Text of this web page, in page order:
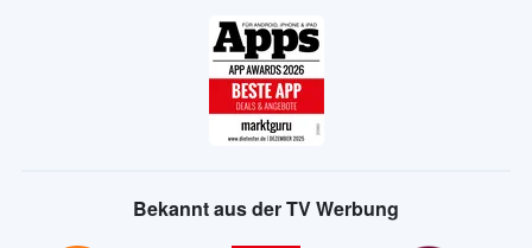
Bekannt aus der TV Werbung